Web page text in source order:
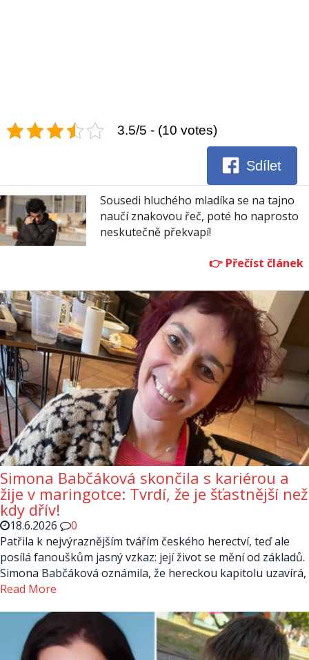
3.5/5 - (10 votes)
Sdílet
Sousedi hluchého mladíka se na tajno
naučí znakovou řeč, poté ho naprosto
neskutečně překvapí!
Simona Babčáková skončila s kariérou a
žije v maringotce: Tvrdí, že je šťastnější než
kdy dřív!
18.6.2026
0
Patřila k nejvýraznějším tvářím českého herectví, teď ale
posílá fanouškům jasný vzkaz: její život se mění od základů.
Simona Babčáková oznámila, že hereckou kapitolu uzavírá,
Read More